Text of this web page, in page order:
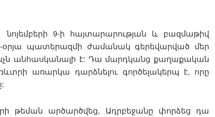
9-ի հայտարարության և բազմաթիվ
օրյա պատերազմի ժամանակ գերեվարված մեր
անհասկանալի է: Դա մարդկանց քաղաքական
առարկա դարձնելու գործելակերպ է, որը
թեման արծարծվեց, Ադրբեջանը փորձեց դա